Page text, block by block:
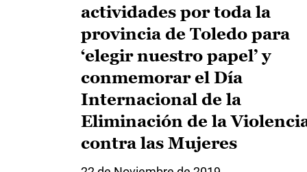
actividades por toda la
provincia de Toledo para
‘elegir nuestro papel’ y
conmemorar el Día
Internacional de la
Eliminación de la
contra las Mujeres